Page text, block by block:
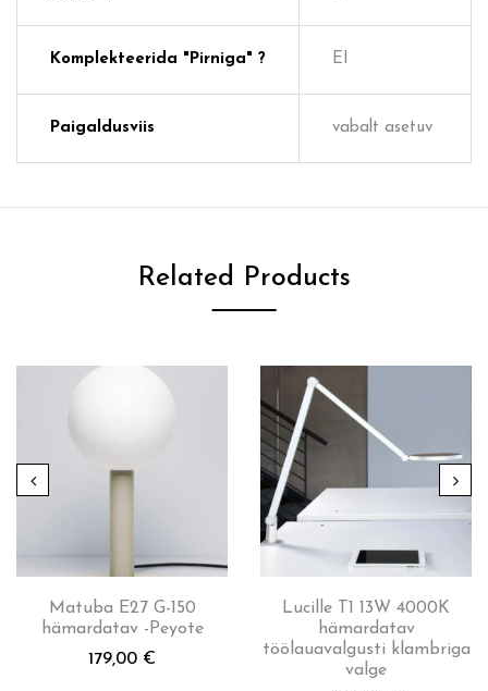
Komplekteerida "pirniga" ? EI
Paigaldusviis vabalt asetuv
Related Products
Matuba E27 G-150
hämardatav -Peyote
179,00 €
Lucille T1 13W 4000K
hämardatav
töölauavalgusti klambriga
valge